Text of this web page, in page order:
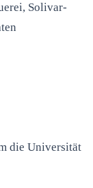
Solivar-
die Universität